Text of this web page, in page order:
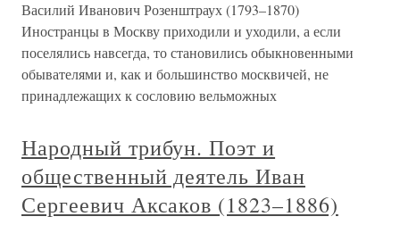
Василий Иванович Розенштраух (1793–1870)
Иностранцы в Москву приходили и уходили, а если
поселялись навсегда, то становились обыкновенными
обывателями и, как и большинство москвичей, не
принадлежащих к сословию вельможных
Народный трибун. Поэт и
общественный деятель Иван
Сергеевич Аксаков (1823–1886)